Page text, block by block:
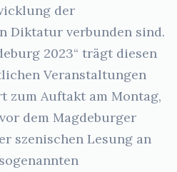
der
Diktatur verbunden sind.
2023“ trägt diesen
Veranstaltungen
zum Auftakt am Montag,
dem Magdeburger
szenischen Lesung an